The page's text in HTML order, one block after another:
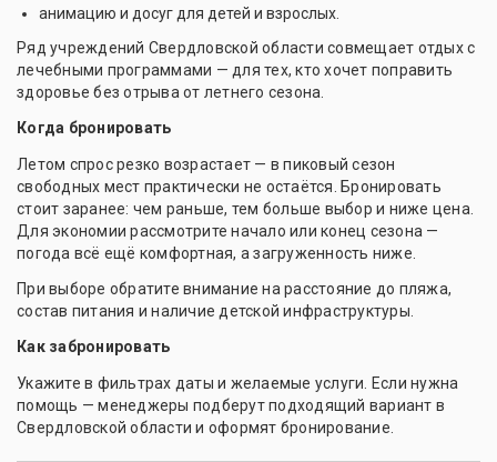
анимацию и досуг для детей и взрослых.
Ряд учреждений Свердловской области совмещает отдых с
лечебными программами — для тех, кто хочет поправить
здоровье без отрыва от летнего сезона.
Когда бронировать
Летом спрос резко возрастает — в пиковый сезон
свободных мест практически не остаётся. Бронировать
стоит заранее: чем раньше, тем больше выбор и ниже цена.
Для экономии рассмотрите начало или конец сезона —
погода всё ещё комфортная, а загруженность ниже.
При выборе обратите внимание на расстояние до пляжа,
состав питания и наличие детской инфраструктуры.
Как забронировать
Укажите в фильтрах даты и желаемые услуги. Если нужна
помощь — менеджеры подберут подходящий вариант в
Свердловской области и оформят бронирование.